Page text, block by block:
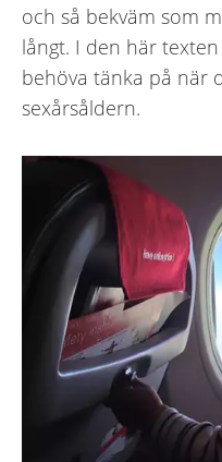
och så bekväm som
långt. I den här
behöva tänka på när
sexårsåldern.